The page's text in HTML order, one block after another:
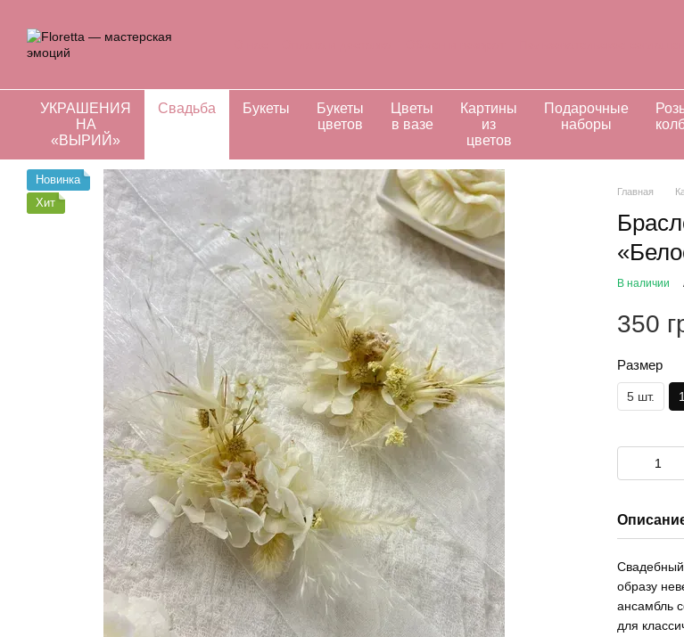
УКРАШЕНИЯ
НА
«ВЫРИЙ»
Свадьба Букеты
Букеты
цветов
Цветы
в вазе
Картины
из
цветов
Подарочные
наборы
Новинка
Хит
Главная
В наличии
350
Размер
5 шт.
Свадебный
образу
ансамбль
для